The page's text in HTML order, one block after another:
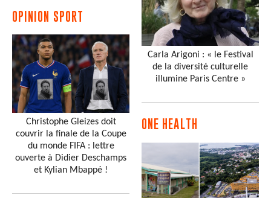
OPINION SPORT
Christophe Gleizes doit
couvrir la finale de la Coupe
du monde FIFA : lettre
ouverte à Didier Deschamps
et Kylian Mbappé !
Carla Arigoni : « le Festival
de la diversité culturelle
illumine Paris Centre »
ONE HEALTH